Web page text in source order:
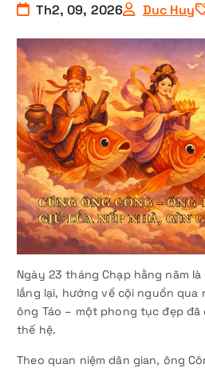
Th2, 09, 2026 Duc Huy
Ngày 23 tháng Chạp hằng năm
lắng lại, hướng về cội nguồn qua
ông Táo – một phong tục đẹp đã
thế hệ.
Theo quan niệm dân gian, ông